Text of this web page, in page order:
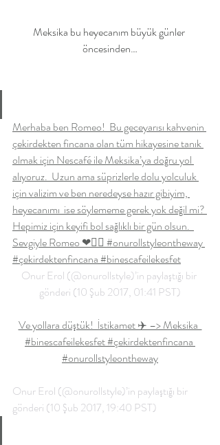
Meksika bu heyecanım büyük günler
öncesinden…
Merhaba ben Romeo!  Bu geceyarısı kahvenin
çekirdekten fincana olan tüm hikayesine tanık
olmak için Nescafé ile Meksika’ya doğru yol
alıyoruz.  Uzun ama süprizlerle dolu yolculuk
için valizim ve ben neredeyse hazır gibiyim,
heyecanımı  ise söylememe gerek yok değil mi?
Hepimiz için keyifi bol sağlıklı bir gün olsun.
Sevgiyle Romeo ❤✌🏼 #onurollstyleontheway
#çekirdektenfincana #binescafeilekesfet
Onur Erol (@onurollstyle)’in paylaştığı bir
gönderi (10 Şub 2017, 01:41 PST)
Ve yollara düştük!  İstikamet ✈️ –> Meksika
#binescafeilekesfet #çekirdektenfincana
#onurollstyleontheway
Onur Erol (@onurollstyle)’in paylaştığı bir
gönderi (10 Şub 2017, 19:40 PST)